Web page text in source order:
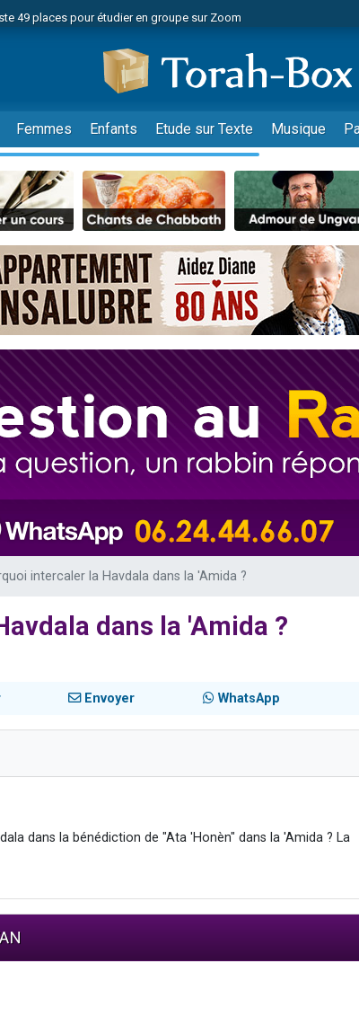
49 places pour étudier en groupe sur Zoom
viennent de nous rejoindre sur WhatsApp
viennent de nous rejoindre sur WhatsApp
viennent de faire un don pour Reloger Rivka, 6 enfants,
viennent de faire un don pour 1 Journée de Vacances Pour
viennent de demander une bénédiction
viennent de nous rejoindre sur WhatsApp
49 places pour étudier en groupe sur Zoom
de donner son Maasser
viennent de nous rejoindre sur WhatsApp
viennent de nous rejoindre sur WhatsApp
de donner son Maasser
viennent de faire un don pour 5 jours de vacances aux
viennent de nous rejoindre sur WhatsApp
viennent de demander une bénédiction
49 places pour étudier en groupe sur Zoom
musiques dans Torah-Box Music
viennent de demander une bénédiction
Femmes Enfants Etude sur Texte Musique
intercaler la Havdala dans la 'Amida ?
dans la 'Amida ?
Envoyer WhatsApp
dans la bénédiction de "Ata 'Honèn" dans la 'Amida ? La